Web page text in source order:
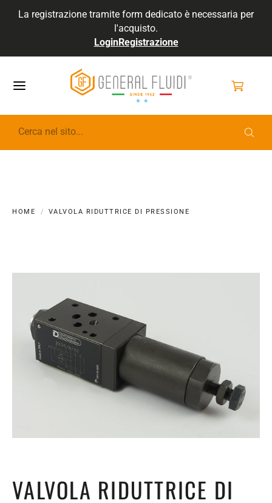
La registrazione tramite form dedicato è necessaria per
l'acquisto.
LoginRegistrazione
GENERALFLUIDI
HOME VALVOLA RIDUTTRICE DI PRESSIONE
VALVOLA RIDUTTRICE DI